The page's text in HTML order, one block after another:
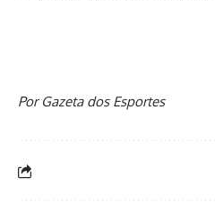
Por Gazeta dos Esportes